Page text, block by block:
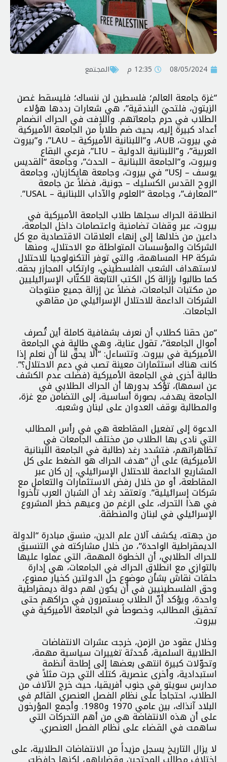
08/05/2024 12:35 م المجتمع
“غزة جامعة العالم؛ فلسطين لن ننساك؛ فليسقط غصن
الزيتون، فلتحيَ البندقية”، هي شعارات رددها هؤلاء
الطلاب في حرم جامعاتهم. واللافت في الحراك انضمام
أعداد كبيرة إليه، بحيث ضم طلاباً من الجامعة الأميركية
في بيروت، AUB، و”اللبنانية الأميركية – LAU”، و”بيروت
العربية”، و”اللبنانية الدولية – LIU”، فرعي البقاع
وبيروت، و”الجامعة اللبنانية – الحدث”، وجامعة “القديس
يوسف – USJ” في بيروت، وجامعة هايكازيان، وجامعة
الروح القدس الكسليك – جونية، فضلاً عن جامعة
“المعارف”، وجامعة “العلوم والآداب اللبنانية – USAL”.
انطلاقة الحراك سجلها طلاب الجامعة الأميركية في
بيروت، عبر وقفات تضامنية واعتصامات داخل الجامعة،
داعين من خلالها إلى إنهاء العلاقات الاقتصادية مع كل
الشركات والمؤسسات المتواطئة مع الاحتلال، ومنها
شركة HP المساهمة، والتي توفر التكنولوجيا للاحتلال
لاستهداف الشعب الفلسطيني، وارتكاب المجازر بحقه.
كما طالبوا بإزالة كل الكتب التابعة للكتّاب الإسرائيليين
من مكتبات الجامعات، فضلاً عن إزالة جميع منتوجات
الشركات الداعمة للاحتلال الإسرائيلي من مقاهي
الجامعات.
“من حقنا كطلاب أن نعرف بشفافية كاملة أين تُصرف
أموال الجامعة”، تقول عناية، وهي طالبة في الجامعة
الأميركية في بيروت. وتتساءل: “ألا يحقّ لنا أن نعلم إذا
كانت هناك استثمارات معينة تصب في دعم الاحتلال؟”.
طالبة أخرى في الجامعة الأميركية (فضلت عدم الكشف
عن اسمها)، تؤكد بدورها أن الحراك الطلابي في
الجامعة يهدف، بصورة أساسية، إلى التضامن مع غزة،
والمطالبة بوقف العدوان على لبنان وشعبه.
الدعوة إلى تفعيل المقاطعة هي في رأس المطالب
التي نادى بها الطلاب من مختلف الجامعات في
تظاهراتهم، فتشدد رغد (طالبة في الجامعة اللبنانية
الأميركية) على أن “هدف الحراك هو الضغط على كل
المشاريع الداعمة للاحتلال الإسرائيلي، إن كان عبر
المقاطعة، أو من خلال رفض الاستثمارات والتعامل مع
شركات إسرائيلية”. وتعتقد رغد أن الشبان العرب تأخروا
في هذا التحرك، على الرغم من وعيهم خطر المشروع
الإسرائيلي في لبنان والمنطقة.
من جهته، يكشف آلان علم الدين، منسق مبادرة “الدولة
الديمقراطية الواحدة”، من خلال مشاركته في التنسيق
للحراك الطلابي، أن الخطوة المهمة، التي عملوا عليها
بالتوازي مع انطلاق الحراك في الجامعات، هي إدارة
حلقات نقاش بشأن موضوع حل الدولتين كخيار ممنوع،
وحق الفلسطينيين في أن يكون لهم دولة ديمقراطية
واحدة، ويؤكد أنّ الطلاب مستمرون في حراكهم حتى
تحقيق المطالب، وخصوصاً في الجامعة الأميركية في
بيروت.
وخلال عقود من الزمن، خرجت عشرات الانتفاضات
الطلابية السلمية، مُحدثة تغييرات سياسية مهمة،
وتحوّلات كبيرة انتهى بعضها إلى إطاحة أنظمة
استبدادية، وأخرى عنصرية، كتلك التي جرت مثلاً في
مدارس سويتو في جنوب أفريقيا، حيث خرج الآلاف من
الطلاب، احتجاجاً على نظام الفصل العنصري القائم في
البلاد آنذاك، بين عامي 1970 و1980. وأجمع المؤرخون
على أن هذه الانتفاضة هي من أهم التحركات التي
ساهمت في القضاء على نظام الفصل العنصري.
لا يزال التاريخ يسجل مزيداً من الانتفاضات الطلابية، على